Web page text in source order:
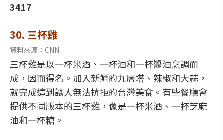
3417
30. 三杯雞
資料來源：CNN
三杯雞是以一杯米酒、一杯油和一杯醬油烹調而
成，因而得名。加入新鮮的九層塔、辣椒和大蒜，
就完成這到讓人無法抗拒的台灣美食。有些餐廳會
提供不同版本的三杯雞，像是一杯米酒、一杯芝麻
油和一杯糖。